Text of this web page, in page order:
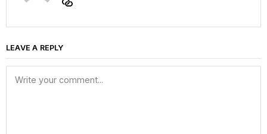
LEAVE A REPLY